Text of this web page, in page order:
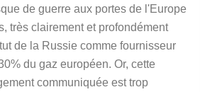
de guerre aux portes de l'Europe
très clairement et profondément
de la Russie comme fournisseur
du gaz européen. Or, cette
communiquée est trop